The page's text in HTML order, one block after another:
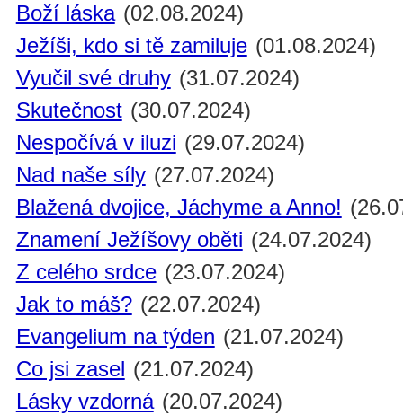
Boží láska (02.08.2024)
Ježíši, kdo si tě zamiluje (01.08.2024)
Vyučil své druhy (31.07.2024)
Skutečnost (30.07.2024)
Nespočívá v iluzi (29.07.2024)
Nad naše síly (27.07.2024)
Blažená dvojice, Jáchyme a Anno!
Znamení Ježíšovy oběti (24.07.2024)
Z celého srdce (23.07.2024)
Jak to máš? (22.07.2024)
Evangelium na týden (21.07.2024)
Co jsi zasel (21.07.2024)
Lásky vzdorná (20.07.2024)